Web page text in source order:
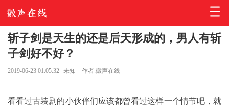
斩子剑是天生的还是后天形成的，男人有斩
子剑好不好？
2019-06-23 01:05:32 未知 作者:徽声在线
看看过古装剧的小伙伴们应该都曾看过这样一个情节吧，就